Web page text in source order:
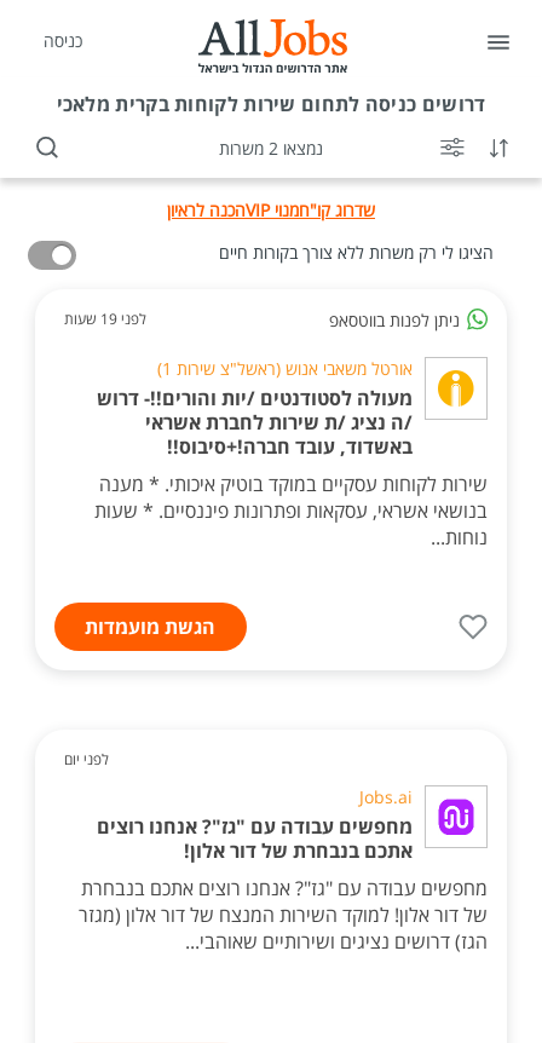
כניסה
דרושים כניסה לתחום שירות לקוחות בקרית מלאכי
נמצאו 2 משרות
שדרוג קו"חמנוי VIP
הכנה לראיון
הציגו לי רק משרות ללא צורך בקורות חיים
ניתן לפנות בווטסאפ לפני 19 שעות
אורטל משאבי אנוש (ראשל"צ שירות 1)
מעולה לסטודנטים /יות והורים!!- דרוש
/ה נציג /ת שירות לחברת אשראי
באשדוד, עובד חברה!+סיבוס!!
שירות לקוחות עסקיים במוקד בוטיק איכותי. * מענה
בנושאי אשראי, עסקאות ופתרונות פיננסיים. * שעות
נוחות...
הגשת מועמדות
לפני יום
Jobs.ai
מחפשים עבודה עם "גז"? אנחנו רוצים
אתכם בנבחרת של דור אלון!
מחפשים עבודה עם "גז"? אנחנו רוצים אתכם בנבחרת
של דור אלון! למוקד השירות המנצח של דור אלון (מגזר
הגז) דרושים נציגים ושירותיים שאוהבי...